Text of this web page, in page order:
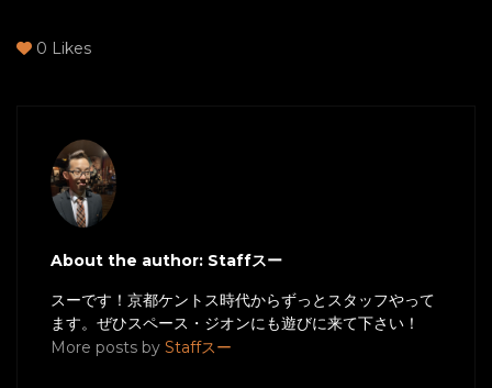
0 Likes
About the author: Staffスー
スーです！京都ケントス時代からずっとスタッフやって
ます。ぜひスペース・ジオンにも遊びに来て下さい！
More posts by Staffスー